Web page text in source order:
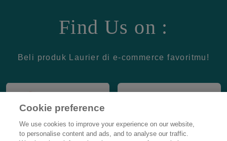
Find Us on :
Beli produk Laurier di e-commerce favoritmu!
Cookie preference
We use cookies to improve your experience on our website,
to personalise content and ads, and to analyse our traffic.